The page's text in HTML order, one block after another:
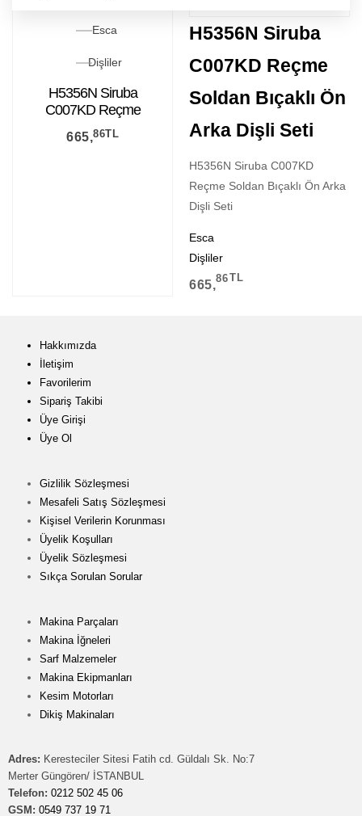
Esca
Dişliler
H5356N Siruba
C007KD Reçme
Soldan Bıçaklı Ön
Arka Dişli Seti
665,86TL
H5356N Siruba
C007KD Reçme
Soldan Bıçaklı Ön
Arka Dişli Seti
H5356N Siruba C007KD
Reçme Soldan Bıçaklı Ön Arka
Dişli Seti
Esca
Dişliler
665,86TL
Hakkımızda
İletişim
Favorilerim
Sipariş Takibi
Üye Girişi
Üye Ol
Gizlilik Sözleşmesi
Mesafeli Satış Sözleşmesi
Kişisel Verilerin Korunması
Üyelik Koşulları
Üyelik Sözleşmesi
Sıkça Sorulan Sorular
Makina Parçaları
Makina İğneleri
Sarf Malzemeler
Makina Ekipmanları
Kesim Motorları
Dikiş Makinaları
Adres: Keresteciler Sitesi Fatih cd. Güldalı Sk. No:7
Merter Güngören/ İSTANBUL
Telefon: 0212 502 45 06
GSM: 0549 737 19 71